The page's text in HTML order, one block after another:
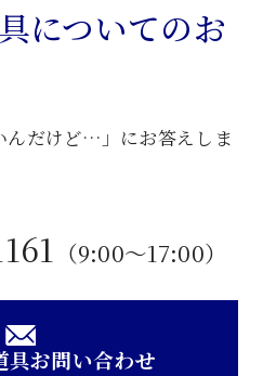
についてのお
んだけど…」にお答えしま
（9:00〜17:00）
具お問い合わせ